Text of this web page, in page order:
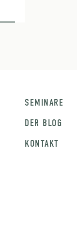
SEMINARE
DER BLOG
KONTAKT